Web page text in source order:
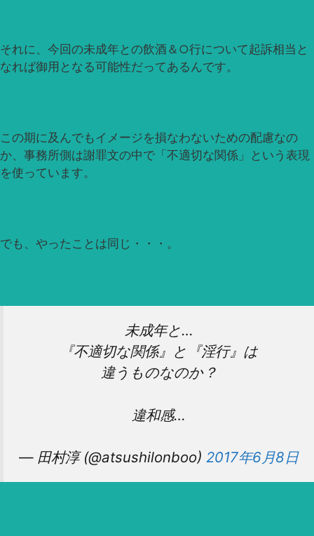
それに、今回の未成年との飲酒＆ ○行について起訴相当と
なれば御用となる可能性だってあるんです。
この期に及んでもイメージを損なわないための配慮なの
か、事務所側は謝罪文の中で「不適切な関係」という表現
を使っています。
でも、やったことは同じ・・・。
未成年と…
『不適切な関係』と『淫行』は
違うものなのか？
違和感…
— 田村淳 (@atsushilonboo) 2017年6月8日